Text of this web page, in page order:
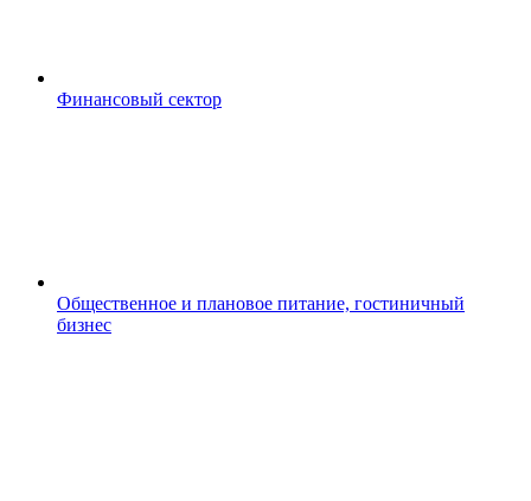
Финансовый сектор
Общественное и плановое питание, гостиничный
бизнес